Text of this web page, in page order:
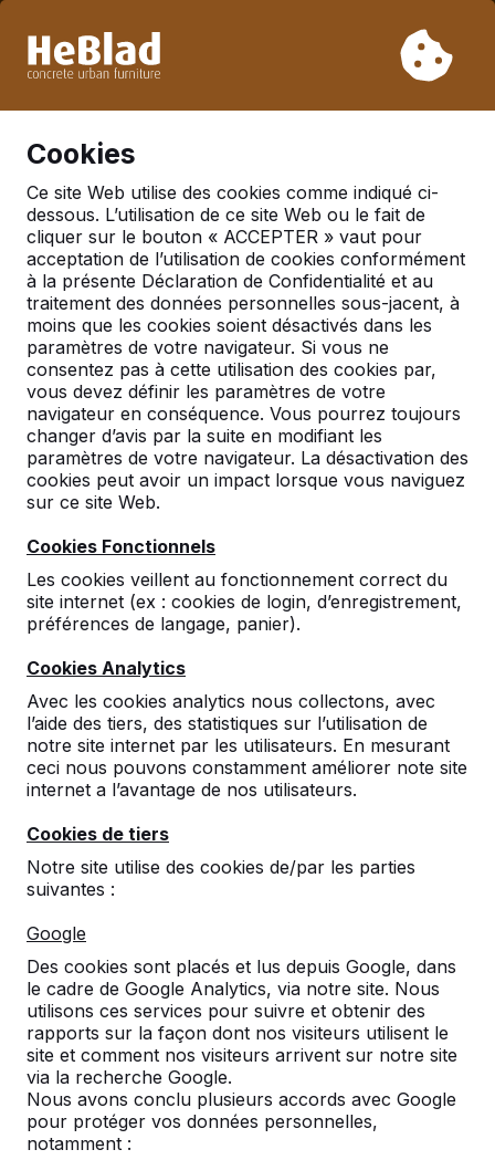
semaine 31 à la semaine 33. Veuillez donc tenir compte des
délais de livraison plus longs.
Cookies
Ce site Web utilise des cookies comme indiqué ci-
dessous. L’utilisation de ce site Web ou le fait de
cliquer sur le bouton « ACCEPTER » vaut pour
acceptation de l’utilisation de cookies conformément
à la présente Déclaration de Confidentialité et au
traitement des données personnelles sous-jacent, à
moins que les cookies soient désactivés dans les
paramètres de votre navigateur. Si vous ne
consentez pas à cette utilisation des cookies par,
vous devez définir les paramètres de votre
navigateur en conséquence. Vous pourrez toujours
changer d’avis par la suite en modifiant les
paramètres de votre navigateur. La désactivation des
cookies peut avoir un impact lorsque vous naviguez
sur ce site Web.
Cookies Fonctionnels
Les cookies veillent au fonctionnement correct du
site internet (ex : cookies de login, d’enregistrement,
préférences de langage, panier).
Cookies Analytics
Avec les cookies analytics nous collectons, avec
l’aide des tiers, des statistiques sur l’utilisation de
notre site internet par les utilisateurs. En mesurant
ceci nous pouvons constamment améliorer note site
internet a l’avantage de nos utilisateurs.
Cookies de tiers
Notre site utilise des cookies de/par les parties
suivantes :
Google
Des cookies sont placés et lus depuis Google, dans
le cadre de Google Analytics, via notre site. Nous
utilisons ces services pour suivre et obtenir des
rapports sur la façon dont nos visiteurs utilisent le
site et comment nos visiteurs arrivent sur notre site
via la recherche Google.
Nous avons conclu plusieurs accords avec Google
pour protéger vos données personnelles,
notamment :
Tables de jeux pour 2 personnes
Table de backgammon en
béton naturel 2
personnes
reviews
€ 2.300,00hors TVA
économisez
Couleur
Nombre